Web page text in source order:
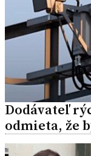
Dodávateľ
odmieta, že